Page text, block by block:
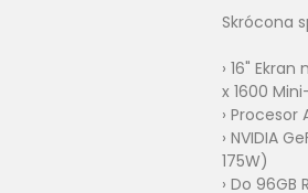
Skrócona
› 16"
x 1600
› Procesor
› NVIDIA
175W)
› Do